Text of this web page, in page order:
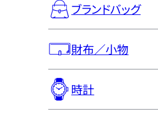
ブランドバッグ
財布／小物
時計